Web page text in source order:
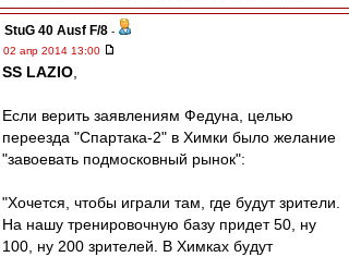
StuG 40 Ausf F/8 -
02 апр 2014 13:00
SS LAZIO
Если верить заявлениям Федуна, целью
переезда "Спартака-2" в Химки было желание
"завоевать подмосковный рынок":
"Хочется, чтобы играли там, где будут зрители.
На нашу тренировочную базу придет 50, ну
100, ну 200 зрителей. В Химках будут